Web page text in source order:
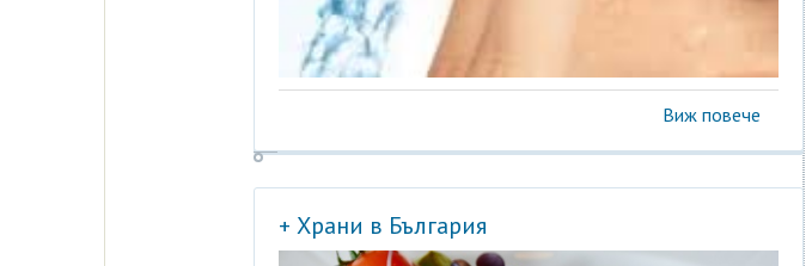
Виж повече
+ Храни в България